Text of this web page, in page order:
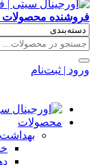
فروشنده محصولات
ورود | ثبت‌نام
محصولات